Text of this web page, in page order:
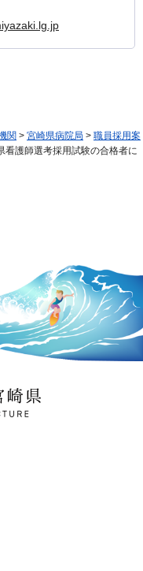
関 > 宮崎県病院局 > 職員採用案
看護師選考採用試験の合格者に